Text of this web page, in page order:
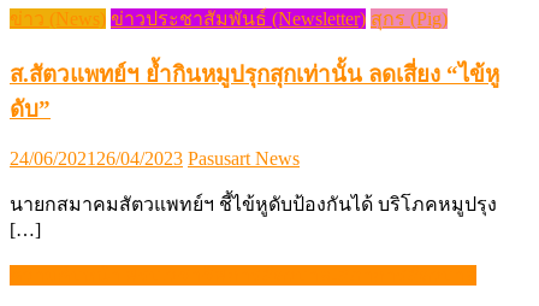
ข่าว (News) ข่าวประชาสัมพันธ์ (Newsletter) สุกร (Pig)
ส.สัตวแพทย์ฯ ย้ำกินหมูปรุกสุกเท่านั้น ลดเสี่ยง “ไข้หู
ดับ”
Posted
24/06/202126/04/2023 Author
Pasusart News
นายกสมาคมสัตวแพทย์ฯ ชี้ไข้หูดับป้องกันได้ บริโภคหมูปรุง
[…]
แนะแนว